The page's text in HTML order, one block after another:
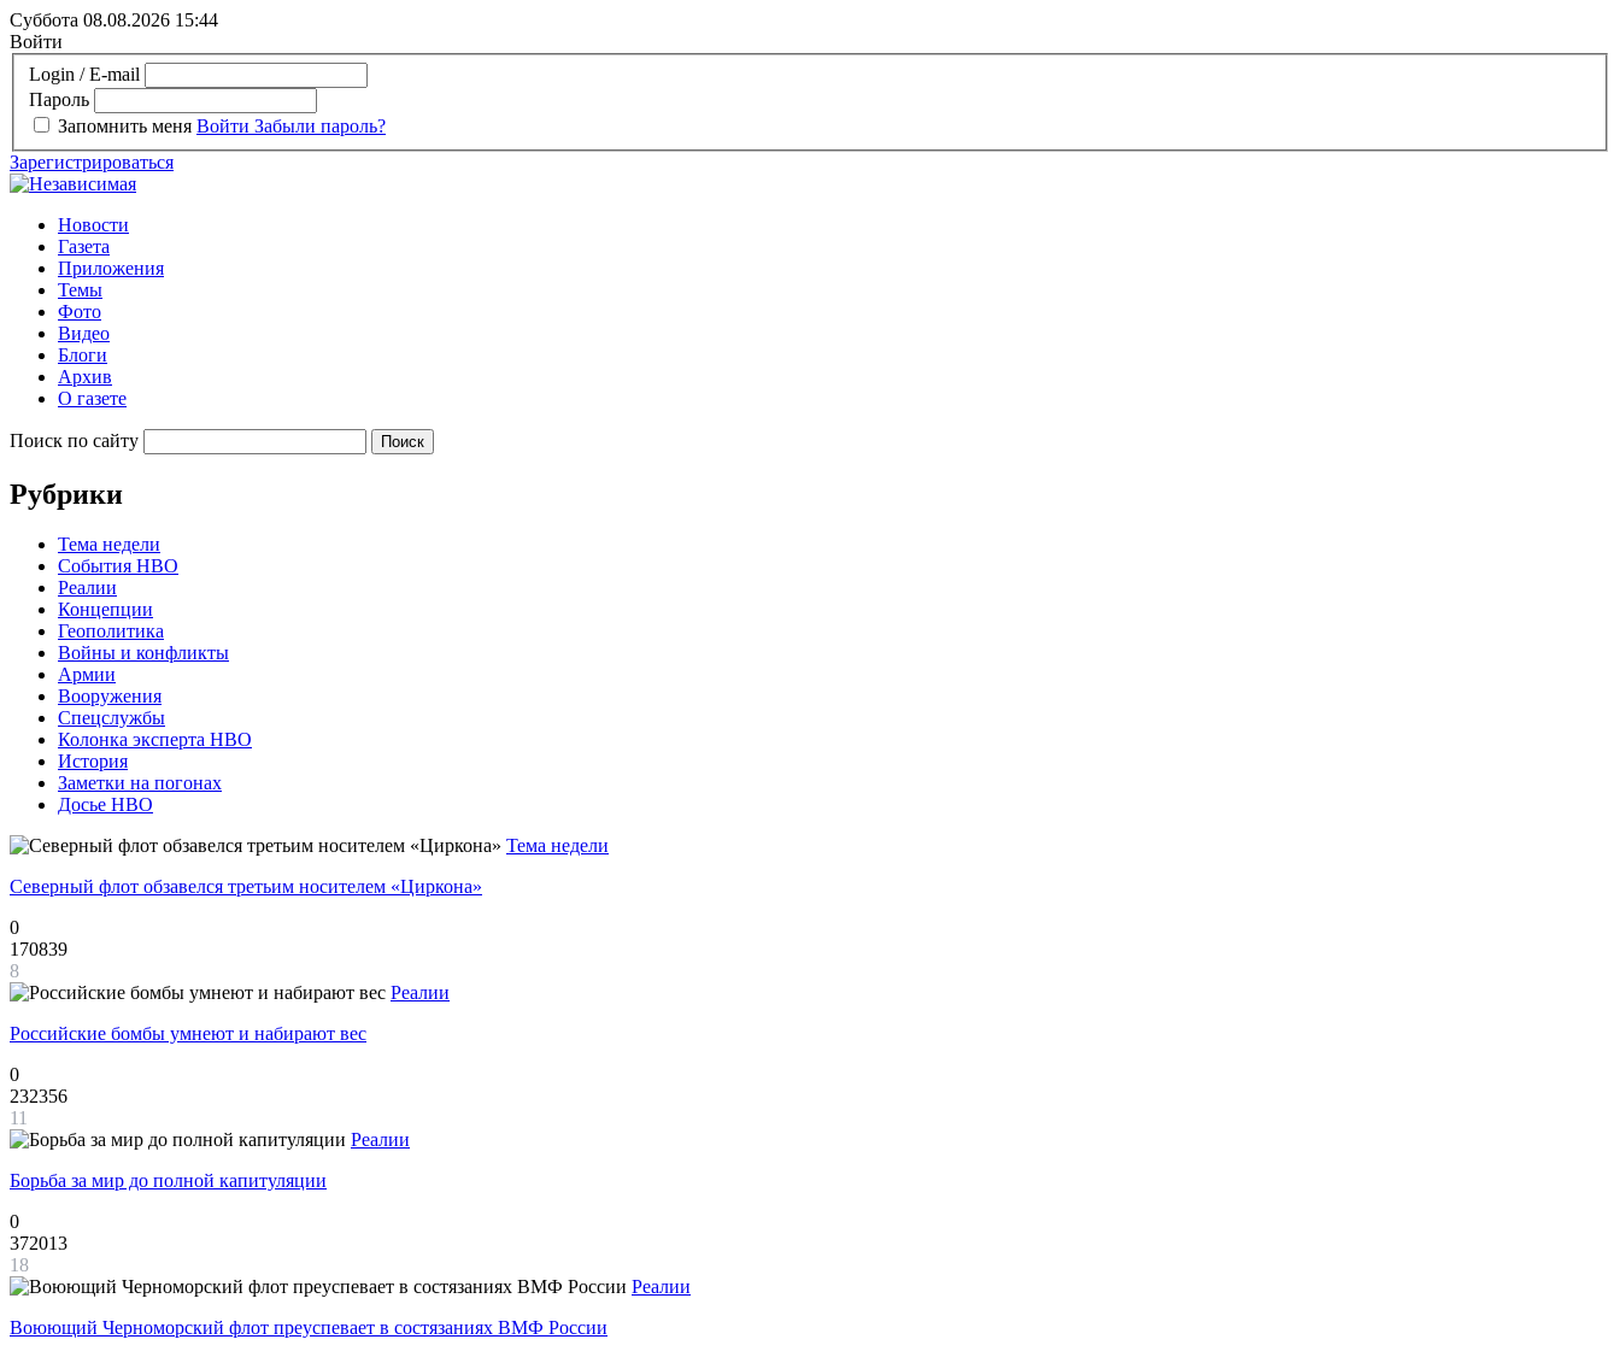
Суббота 08.08.2026 15:44
Войти
Login / E-mail
Пароль
Запомнить меня Войти Забыли пароль?
Зарегистрироваться
Новости
Газета
Приложения
Темы
Фото
Видео
Блоги
Архив
О газете
Поиск по сайту
Рубрики
Тема недели
События НВО
Реалии
Концепции
Геополитика
Войны и конфликты
Армии
Вооружения
Спецслужбы
Колонка эксперта НВО
История
Заметки на погонах
Досье НВО
Тема недели
Северный флот обзавелся третьим носителем «Циркона»
0
170839
8
Реалии
Российские бомбы умнеют и набирают вес
0
232356
11
Реалии
Борьба за мир до полной капитуляции
0
372013
18
Реалии
Воюющий Черноморский флот преуспевает в состязаниях ВМФ России